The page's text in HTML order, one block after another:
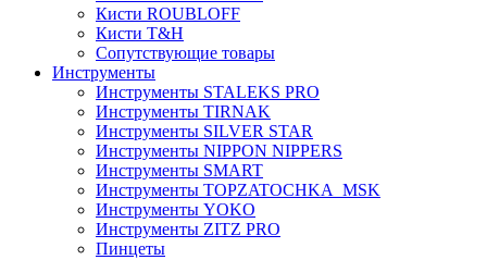
Кисти ROUBLOFF
Кисти T&H
Сопутствующие товары
Инструменты
Инструменты STALEKS PRO
Инструменты TIRNAK
Инструменты SILVER STAR
Инструменты NIPPON NIPPERS
Инструменты SMART
Инструменты TOPZATOCHKA_MSK
Инструменты YOKO
Инструменты ZITZ PRO
Пинцеты